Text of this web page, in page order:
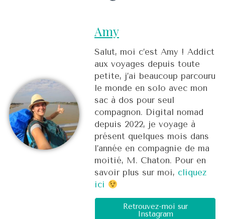
Amy
Salut, moi c’est Amy ! Addict
aux voyages depuis toute
petite, j’ai beaucoup parcouru
le monde en solo avec mon
sac à dos pour seul
compagnon. Digital nomad
depuis 2022, je voyage à
présent quelques mois dans
l’année en compagnie de ma
moitié, M. Chaton. Pour en
savoir plus sur moi, cliquez
ici
Retrouvez-moi sur
Instagram